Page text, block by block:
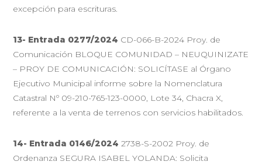
excepción para escrituras.
13- Entrada 0277/2024 CD-066-B-2024 Proy. de
Comunicación BLOQUE COMUNIDAD – NEUQUINIZATE
– PROY DE COMUNICACIÓN: SOLICÍTASE al Órgano
Ejecutivo Municipal informe sobre la Nomenclatura
Catastral Nº 09-210-765-123-0000, Lote 34, Chacra X,
referente a la venta de terrenos con servicios habilitados.
14- Entrada 0146/20242738-S-2002 Proy. de
Ordenanza SEGURA ISABEL YOLANDA: Solicita